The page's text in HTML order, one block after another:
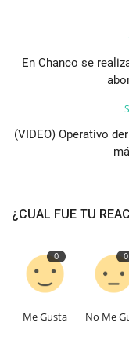
En Chanco se
(VIDEO) Operativo
¿CUAL FUE TU
0
Me Gusta
0
No Me